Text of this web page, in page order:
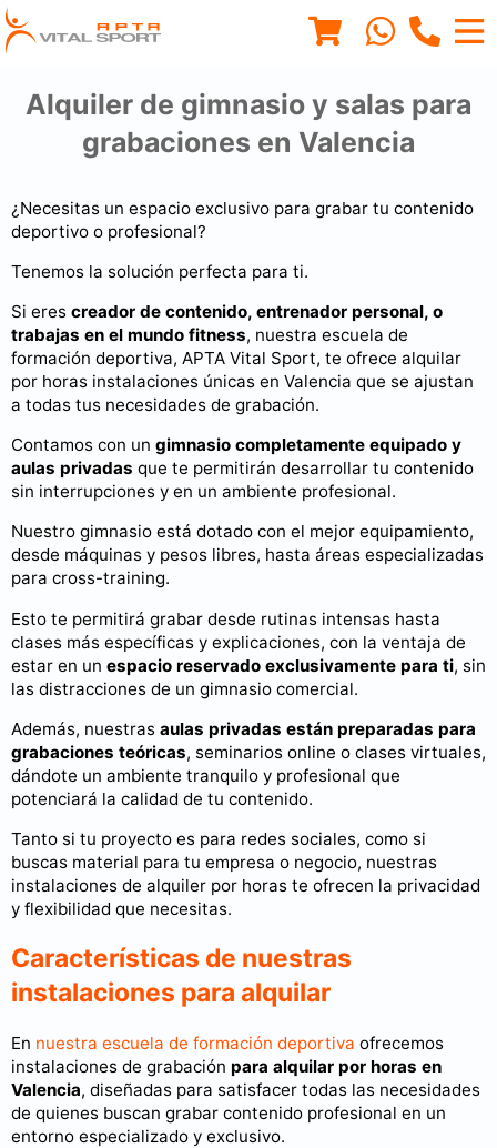
Alquiler de gimnasio y salas para
grabaciones en Valencia
¿Necesitas un espacio exclusivo para grabar tu contenido
deportivo o profesional?
Tenemos la solución perfecta para ti.
Si eres creador de contenido, entrenador personal, o
trabajas en el mundo fitness, nuestra escuela de
formación deportiva, APTA Vital Sport, te ofrece alquilar
por horas instalaciones únicas en Valencia que se ajustan
a todas tus necesidades de grabación.
Contamos con un gimnasio completamente equipado y
aulas privadas que te permitirán desarrollar tu contenido
sin interrupciones y en un ambiente profesional.
Nuestro gimnasio está dotado con el mejor equipamiento,
desde máquinas y pesos libres, hasta áreas especializadas
para cross-training.
Esto te permitirá grabar desde rutinas intensas hasta
clases más específicas y explicaciones, con la ventaja de
estar en un espacio reservado exclusivamente para ti, sin
las distracciones de un gimnasio comercial.
Además, nuestras aulas privadas están preparadas para
grabaciones teóricas, seminarios online o clases virtuales,
dándote un ambiente tranquilo y profesional que
potenciará la calidad de tu contenido.
Tanto si tu proyecto es para redes sociales, como si
buscas material para tu empresa o negocio, nuestras
instalaciones de alquiler por horas te ofrecen la privacidad
y flexibilidad que necesitas.
Características de nuestras
instalaciones para alquilar
En nuestra escuela de formación deportiva ofrecemos
instalaciones de grabación para alquilar por horas en
Valencia, diseñadas para satisfacer todas las necesidades
de quienes buscan grabar contenido profesional en un
entorno especializado y exclusivo.